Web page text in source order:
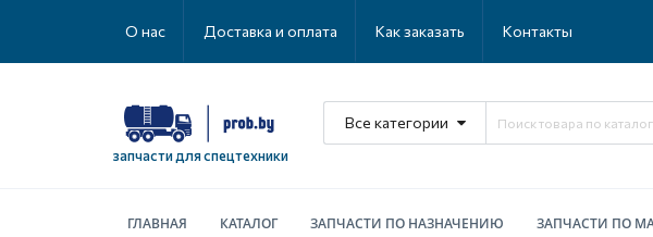
О нас Доставка и оплата Как заказать Контакты
запчасти для спецтехники
Все категории
ГЛАВНАЯ КАТАЛОГ ЗАПЧАСТИ ПО НАЗНАЧЕНИЮ ЗАПЧАСТИ ПО